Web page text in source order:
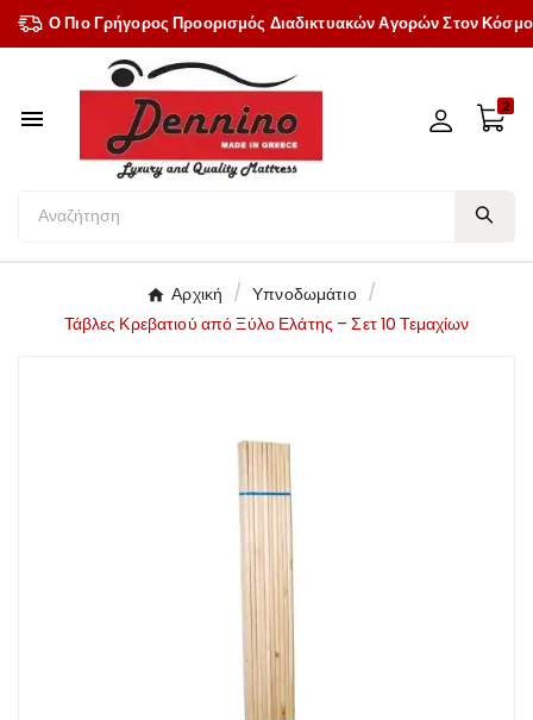
Ο Πιο Γρήγορος Προορισμός Διαδικτυακών Αγορών Στον Κόσμο
 2
Αρχική
Υπνοδωμάτιο
Τάβλες Κρεβατιού από Ξύλο Ελάτης – Σετ 10 Τεμαχίων